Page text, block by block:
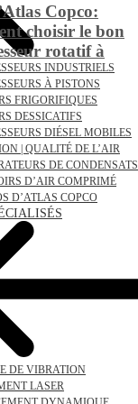
Copco:
choisir le bon
rotatif à
INDUSTRIELS
À PISTONS
FRIGORIFIQUES
DESSICATIFS
DIÉSEL MOBILES
| QUALITÉ DE L’AIR
DE CONDENSATS
D’AIR COMPRIMÉ
D’ATLAS COPCO
DE VIBRATION
LASER